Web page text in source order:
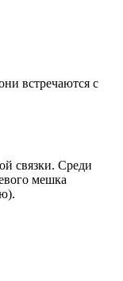
встречаются с
связки. Среди
мешка